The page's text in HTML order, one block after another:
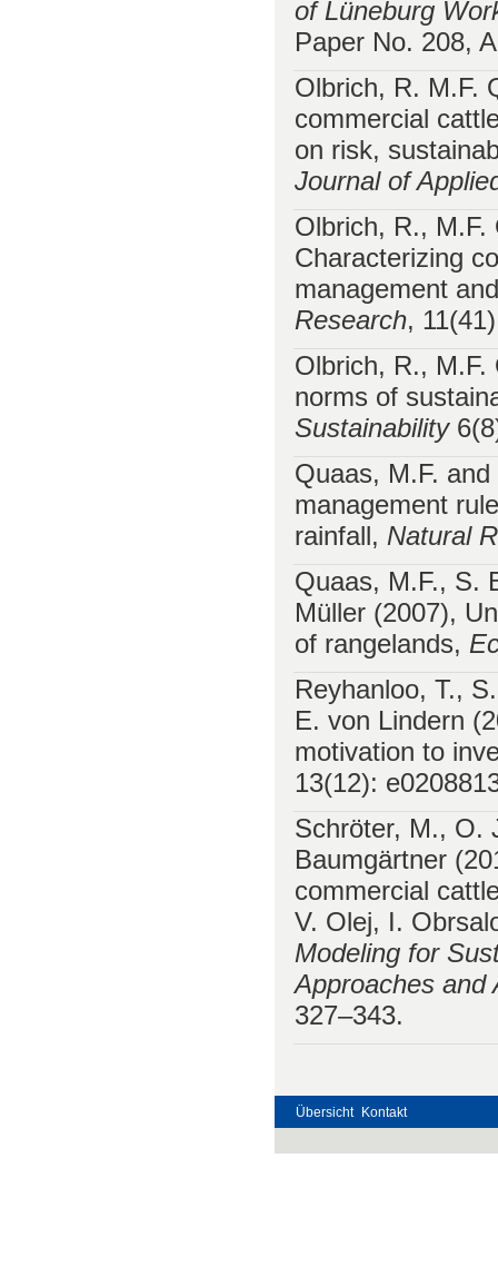
of Lüneburg
Paper No. 208,
Olbrich, R. M.F.
commercial
on risk,
Journal of
Olbrich, R., M.F.
Characterizing
management
Research,
Olbrich, R., M.F.
norms of
Sustainability
Quaas, M.F.
management
rainfall, Natural
Quaas, M.F., S.
Müller (2007),
of rangelands,
Reyhanloo, T.,
E. von Lindern
motivation to
13(12):
Schröter, M., O.
Baumgärtner
commercial
V. Olej, I.
Modeling for
Approaches
327–343.
Übersicht Kontakt